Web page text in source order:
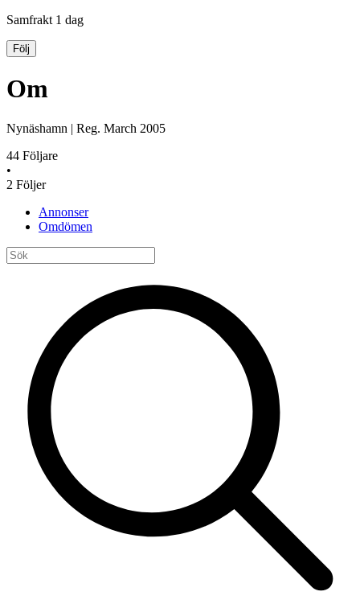
Samfrakt 1 dag
Följ
Om
Nynäshamn | Reg. March 2005
44 Följare
•
2 Följer
Annonser
Omdömen